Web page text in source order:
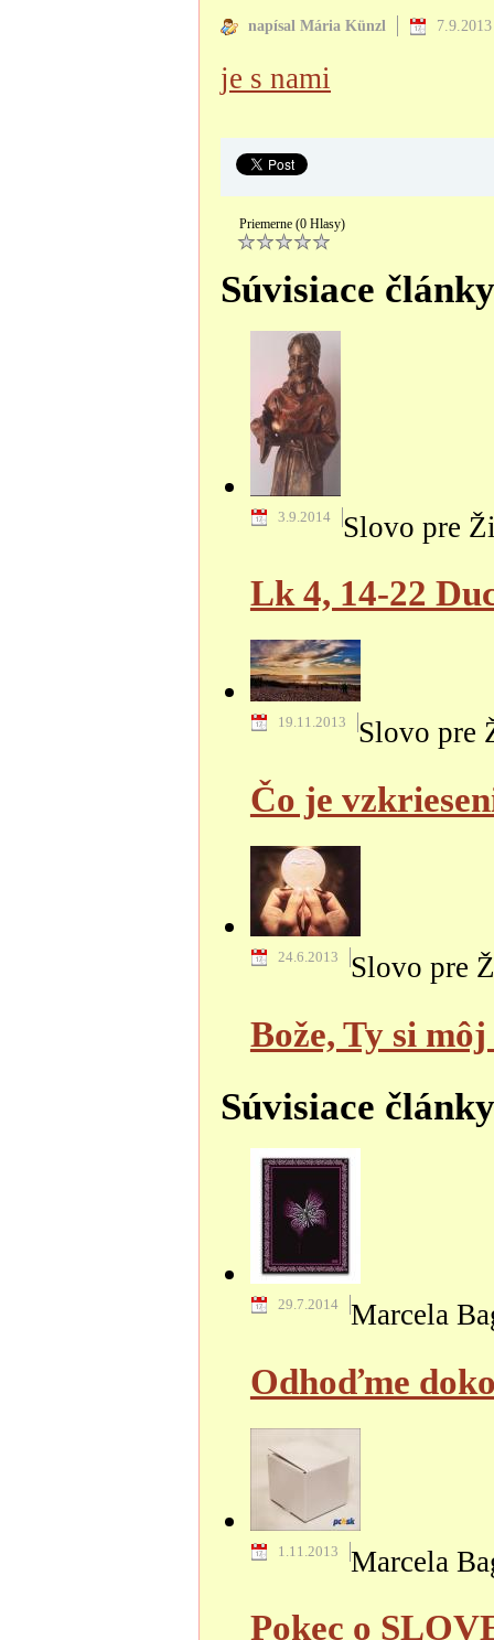
napísal Mária Künzl
je s nami
Priemerne (0 Hlasy)
Súvisiace články
Slovo pre
3.9.2014
Lk 4, 14-22
Slovo pre
19.11.2013
Čo je
Slovo pre
24.6.2013
Bože, Ty si
Súvisiace
Marcela
29.7.2014
Odhoďme
Marcela
1.11.2013
Pokec o